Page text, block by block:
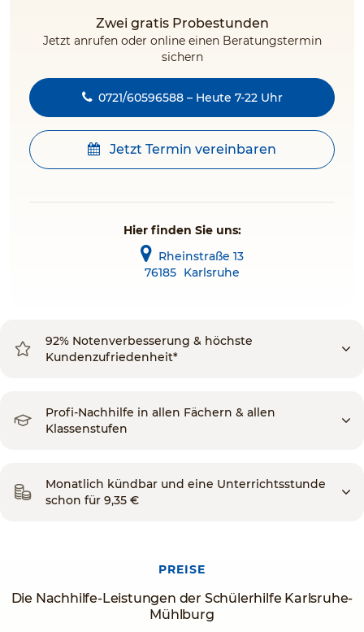
Zwei gratis Probestunden
Jetzt anrufen oder online einen Beratungstermin
sichern
0721/60596588 – Heute 7-22 Uhr
Jetzt Termin vereinbaren
Hier finden Sie uns:
Rheinstraße 13
76185 Karlsruhe
92% Notenverbesserung & höchste
Kundenzufriedenheit*
Profi-Nachhilfe in allen Fächern & allen
Klassenstufen
Monatlich kündbar und eine Unterrichtsstunde
schon für 9,35 €
PREISE
Die Nachhilfe-Leistungen der Schülerhilfe Karlsruhe-
Mühlburg